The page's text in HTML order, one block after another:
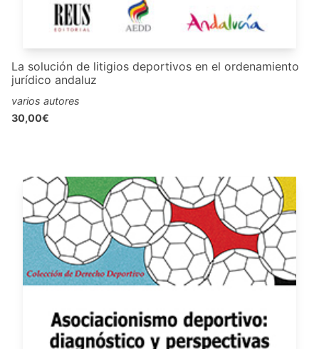
La solución de litigios deportivos en el ordenamiento
jurídico andaluz
varios autores
30,00€